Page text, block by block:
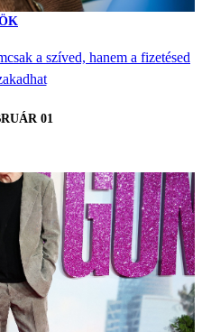
a szíved, hanem a fizetésed
01